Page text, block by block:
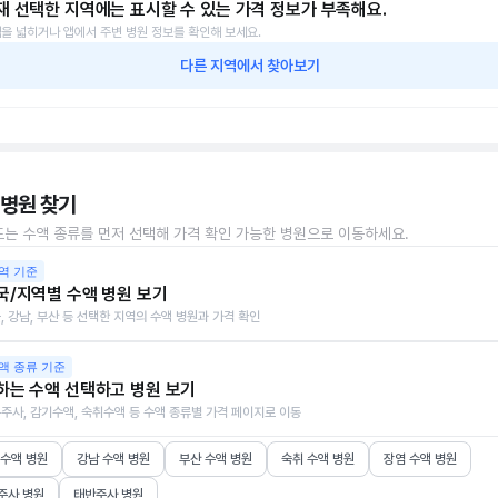
선택한 지역에는 표시할 수 있는 가격 정보가 부족해요.
넓히거나 앱에서 주변 병원 정보를 확인해 보세요.
다른 지역에서 찾아보기
원 찾기
는 수액 종류를 먼저 선택해 가격 확인 가능한 병원으로 이동하세요.
기준
/지역별 수액 병원 보기
강남, 부산 등 선택한 지역의 수액 병원과 가격 확인
종류 기준
는 수액 선택하고 병원 보기
사, 감기수액, 숙취수액 등 수액 종류별 가격 페이지로 이동
액 병원 강남 수액 병원 부산 수액 병원 숙취 수액 병원 장염 수액 병원
사 병원 태반주사 병원